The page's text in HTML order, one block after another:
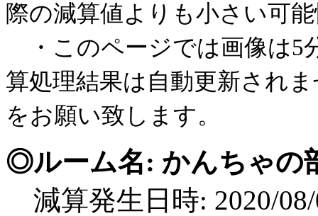
際の減算値よりも小さい可
・このページでは画像は5
算処理結果は自動更新され
をお願い致します。
◎ルーム名: かんちゃの
減算発生日時: 2020/